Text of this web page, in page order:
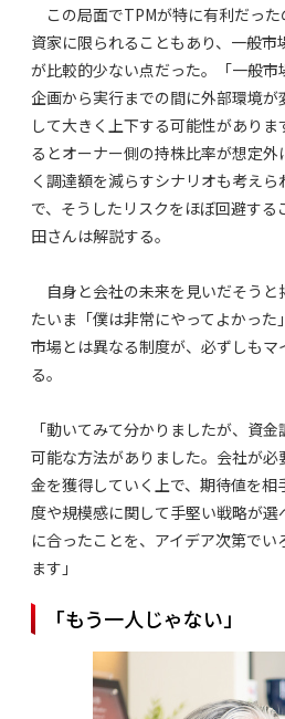
この局面でTPMが特に有利だっ
資家に限られることもあり、一般市
が比較的少ない点だった。「一般市
企画から実行までの間に外部環境
して大きく上下する可能性があり
るとオーナー側の持株比率が想定
く調達額を減らすシナリオも考え
で、そうしたリスクをほぼ回避する
田さんは解説する。
自身と会社の未来を見いだそうと
たいま「僕は非常にやってよかっ
市場とは異なる制度が、必ずしも
る。
「動いてみて分かりましたが、資
可能な方法がありました。会社が
金を獲得していく上で、期待値を
度や規模感に関して手堅い戦略が
に合ったことを、アイデア次第で
ます」
「もう一人じゃない」